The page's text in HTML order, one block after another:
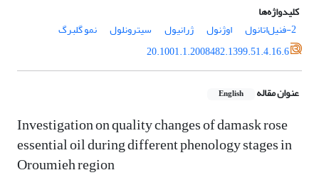
کلیدواژه‌ها
اوژنول ژرانیول سیترونلول
نمو گلبرگ
20.1001.1.2008482.1399.51.4.16.6
عنوان مقاله English
Investigation on quality changes of damask rose
essential oil during different ‎phenology stages in
Oroumieh region